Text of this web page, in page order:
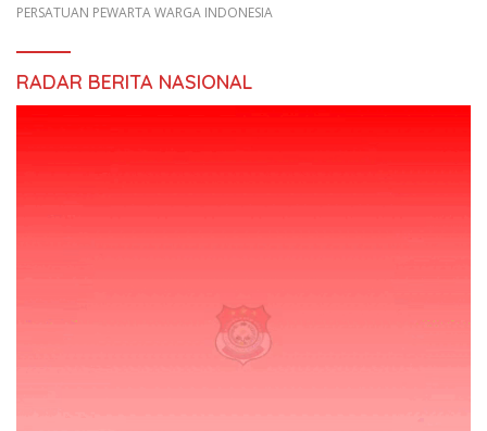
PERSATUAN PEWARTA WARGA INDONESIA
RADAR BERITA NASIONAL